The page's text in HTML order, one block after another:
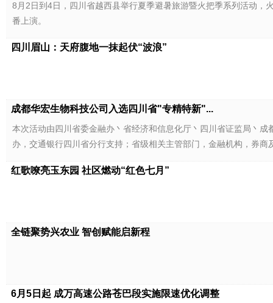
8月2日到4日，四川省越西县举行夏季避暑旅游暨火把季系列活动
番上演。
四川眉山：天府腹地一抹起伏“波浪”
成都华宏生物科技公司入选四川省"专精特新"...
本次活动由四川省委金融办丶省经济和信息化厅丶四川省证监局丶
办，交通银行四川省分行支持；省级相关主管部门，金融机构，券商
红歌嘹亮玉东园 社区燃动“红色七月”
全链聚势兴农业 智创赋能启新程
6月5日起 成万高速公路苍巴段实施限速优化调整